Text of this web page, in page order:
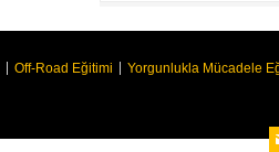
Off-Road Eğitimi Yorgunlukla Mücadele